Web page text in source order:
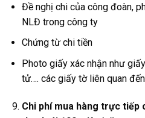
Đề nghị chi của công đoàn,
NLĐ trong công ty
Chứng từ chi tiền
Photo giấy xác nhận như
tử…. các giấy tờ liên quan
Chi phí mua hàng trực tiếp